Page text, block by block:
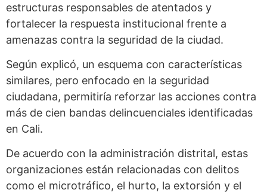
estructuras responsables de atentados y
fortalecer la respuesta institucional frente a
amenazas contra la seguridad de la ciudad.
Según explicó, un esquema con características
similares, pero enfocado en la seguridad
ciudadana, permitiría reforzar las acciones contra
más de cien bandas delincuenciales identificadas
en Cali.
De acuerdo con la administración distrital, estas
organizaciones están relacionadas con delitos
como el microtráfico, el hurto, la extorsión y el